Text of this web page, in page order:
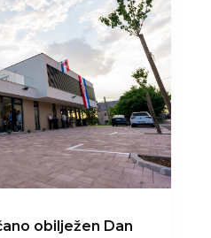
obilježen Dan